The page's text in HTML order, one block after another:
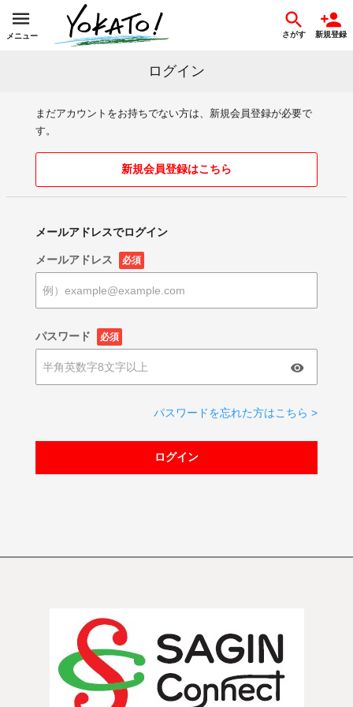
メニュー さがす 新規登録
ログイン
まだアカウントをお持ちでない方は、新規会員登録が必要で
す。
新規会員登録はこちら
メールアドレスでログイン
メールアドレス 必須
パスワード 必須
パスワードを忘れた方はこちら >
ログイン